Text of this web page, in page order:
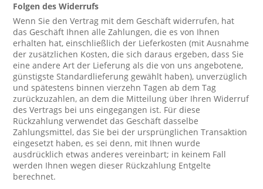
Folgen des Widerrufs
Wenn Sie den Vertrag mit dem Geschäft widerrufen, hat
das Geschäft Ihnen alle Zahlungen, die es von Ihnen
erhalten hat, einschließlich der Lieferkosten (mit Ausnahme
der zusätzlichen Kosten, die sich daraus ergeben, dass Sie
eine andere Art der Lieferung als die von uns angebotene,
günstigste Standardlieferung gewählt haben), unverzüglich
und spätestens binnen vierzehn Tagen ab dem Tag
zurückzuzahlen, an dem die Mitteilung über Ihren Widerruf
des Vertrags bei uns eingegangen ist. Für diese
Rückzahlung verwendet das Geschäft dasselbe
Zahlungsmittel, das Sie bei der ursprünglichen Transaktion
eingesetzt haben, es sei denn, mit Ihnen wurde
ausdrücklich etwas anderes vereinbart; in keinem Fall
werden Ihnen wegen dieser Rückzahlung Entgelte
berechnet.